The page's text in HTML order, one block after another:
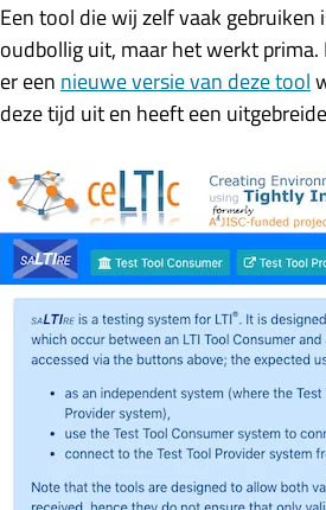
Een tool die wij zelf vaak gebruiken
oudbollig uit, maar het werkt
er een nieuwe versie van deze tool
deze tijd uit en heeft een